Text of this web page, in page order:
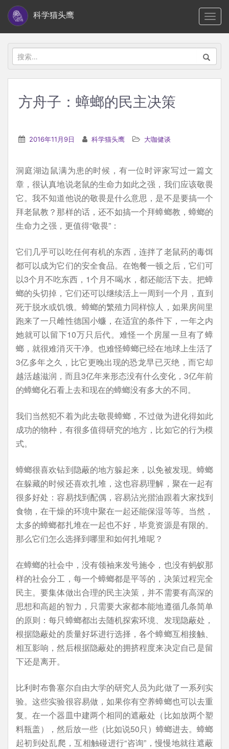
i
科学猫头鹰
搜
索：
方舟子：蟑螂的民主决策
2016年11月9日 科学猫头鹰 大咖健谈
洞庭湖边鼠满为患的时候，有一位时评家写过一篇文
章，很认真地说老鼠的生命力如此之强，我们应该敬畏
它。我不知道他说的敬畏是什么意思，是不是要搞一个
拜老鼠教？那样的话，还不如搞一个拜蟑螂教，蟑螂的
生命力之强，更值得“敬畏”：
它们几乎可以吃任何有机的东西，连拌了老鼠药的毒饵
都可以成为它们的安全食品。在饱餐一顿之后，它们可
以3个月不吃东西，1个月不喝水，都还能活下去。把蟑
螂的头切掉，它们还可以继续活上一周到一个月，直到
死于脱水或饥饿。蟑螂的繁殖力同样惊人，如果房间里
跑来了一只雌性德国小蠊，在适宜的条件下，一年之内
她就可以留下10万只后代。难怪一个房屋一旦有了蟑
螂，就很难消灭干净。也难怪蟑螂已经在地球上生活了
3亿多年之久，比它更晚出现的恐龙早已灭绝，而它却
越活越滋润，而且3亿年来形态没有什么变化，3亿年前
的蟑螂化石看上去和现在的蟑螂没有多大的不同。
我们当然犯不着为此去敬畏蟑螂，不过做为进化得如此
成功的物种，有很多值得研究的地方，比如它的行为模
式。
蟑螂很喜欢钻到隐蔽的地方躲起来，以免被发现。蟑螂
在躲藏的时候还喜欢扎堆，这也容易理解，聚在一起有
很多好处：容易找到配偶，容易沾光揩油跟着大家找到
食物，在干燥的环境中聚在一起还能保湿等等。当然，
太多的蟑螂都扎堆在一起也不好，毕竟资源是有限的。
那么它们怎么选择到哪里和如何扎堆呢？
在蟑螂的社会中，没有领袖来发号施令，也没有蚂蚁那
样的社会分工，每一个蟑螂都是平等的，决策过程完全
民主。要集体做出合理的民主决策，并不需要有高深的
思想和高超的智力，只需要大家都本能地遵循几条简单
的原则：每只蟑螂都出去随机探索环境、发现隐蔽处，
根据隐蔽处的质量好坏进行选择，各个蟑螂互相接触、
相互影响，然后根据隐蔽处的拥挤程度来决定自己是留
下还是离开。
比利时布鲁塞尔自由大学的研究人员为此做了一系列实
验。这些实验很容易做，如果你有空养蟑螂也可以去重
复。在一个器皿中建两个相同的遮蔽处（比如放两个塑
料瓶盖），然后放一些（比如说50只）蟑螂进去。蟑螂
起初到处乱爬，互相触碰进行“咨询”，慢慢地就往遮蔽